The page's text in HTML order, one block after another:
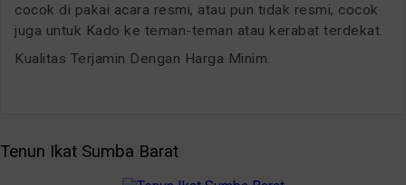
cocok di pakai acara resmi, atau pun tidak resmi, cocok
juga untuk Kado ke teman-teman atau kerabat terdekat.
Kualitas Terjamin Dengan Harga Minim.
Tenun Ikat Sumba Barat